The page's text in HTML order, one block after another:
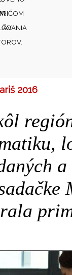
ČO
2016